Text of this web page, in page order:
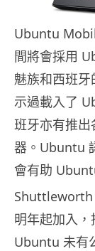
Ubuntu
間將會採用
魅族和西班
示過載入了
班牙亦有推
器。Ubuntu
會有助
Shuttleworth
明年起加入
Ubuntu 未有